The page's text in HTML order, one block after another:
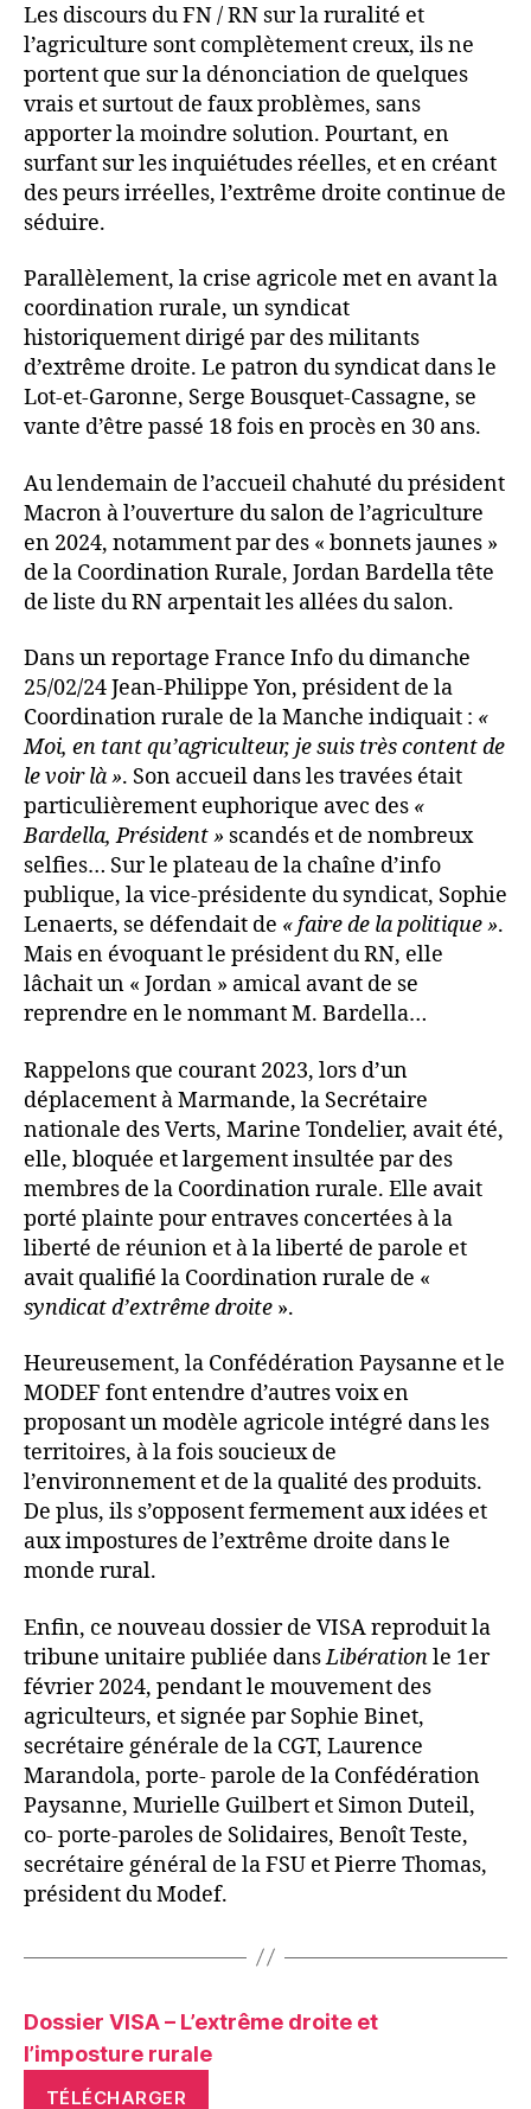
Les discours du FN / RN sur la ruralité et
l’agriculture sont complètement creux, ils ne
portent que sur la dénonciation de quelques
vrais et surtout de faux problèmes, sans
apporter la moindre solution. Pourtant, en
surfant sur les inquiétudes réelles, et en créant
des peurs irréelles, l’extrême droite continue de
séduire.
Parallèlement, la crise agricole met en avant la
coordination rurale, un syndicat
historiquement dirigé par des militants
d’extrême droite. Le patron du syndicat dans le
Lot-et-Garonne, Serge Bousquet-Cassagne, se
vante d’être passé 18 fois en procès en 30 ans.
Au lendemain de l’accueil chahuté du président
Macron à l’ouverture du salon de l’agriculture
en 2024, notamment par des « bonnets jaunes »
de la Coordination Rurale, Jordan Bardella tête
de liste du RN arpentait les allées du salon.
Dans un reportage France Info du dimanche
25/02/24 Jean-Philippe Yon, président de la
Coordination rurale de la Manche indiquait : «
Moi, en tant qu’agriculteur, je suis très content de
le voir là ». Son accueil dans les travées était
particulièrement euphorique avec des «
Bardella, Président » scandés et de nombreux
selfies… Sur le plateau de la chaîne d’info
publique, la vice-présidente du syndicat, Sophie
Lenaerts, se défendait de « faire de la politique ».
Mais en évoquant le président du RN, elle
lâchait un « Jordan » amical avant de se
reprendre en le nommant M. Bardella…
Rappelons que courant 2023, lors d’un
déplacement à Marmande, la Secrétaire
nationale des Verts, Marine Tondelier, avait été,
elle, bloquée et largement insultée par des
membres de la Coordination rurale. Elle avait
porté plainte pour entraves concertées à la
liberté de réunion et à la liberté de parole et
avait qualifié la Coordination rurale de «
syndicat d’extrême droite ».
Heureusement, la Confédération Paysanne et le
MODEF font entendre d’autres voix en
proposant un modèle agricole intégré dans les
territoires, à la fois soucieux de
l’environnement et de la qualité des produits.
De plus, ils s’opposent fermement aux idées et
aux impostures de l’extrême droite dans le
monde rural.
Enfin, ce nouveau dossier de VISA reproduit la
tribune unitaire publiée dansLibérationle 1er
février 2024, pendant le mouvement des
agriculteurs, et signée par Sophie Binet,
secrétaire générale de la CGT, Laurence
Marandola, porte- parole de la Confédération
Paysanne, Murielle Guilbert et Simon Duteil,
co- porte-paroles de Solidaires, Benoît Teste,
secrétaire général de la FSU et Pierre Thomas,
président du Modef.
Dossier VISA – L’extrême droite et
l’imposture rurale
TÉLÉCHARGER